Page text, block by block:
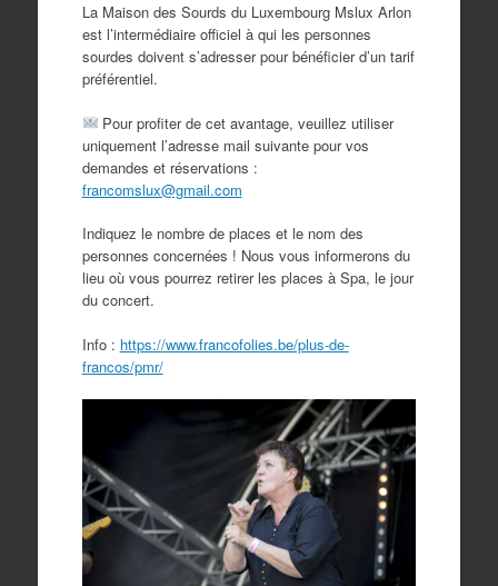
La Maison des Sourds du Luxembourg Mslux Arlon
est l’intermédiaire officiel à qui les personnes
sourdes doivent s’adresser pour bénéficier d’un tarif
préférentiel.
Pour profiter de cet avantage, veuillez utiliser
uniquement l’adresse mail suivante pour vos
demandes et réservations :
francomslux@gmail.com
Indiquez le nombre de places et le nom des
personnes concernées ! Nous vous informerons du
lieu où vous pourrez retirer les places à Spa, le jour
du concert.
Info : https://www.francofolies.be/plus-de-
francos/pmr/